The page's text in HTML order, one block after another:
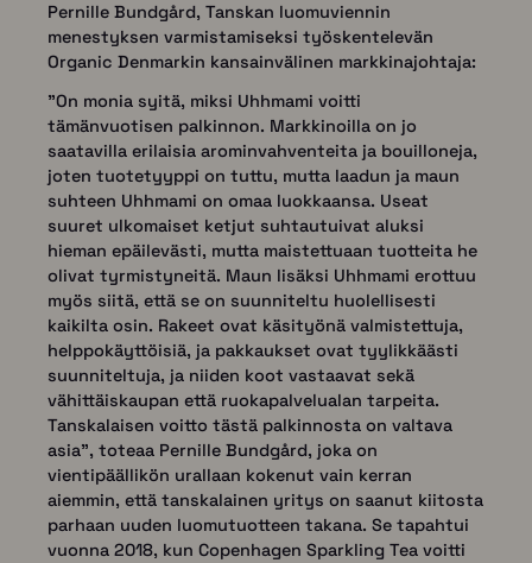
Pernille Bundgård, Tanskan luomuviennin
menestyksen varmistamiseksi työskentelevän
Organic Denmarkin kansainvälinen markkinajohtaja:
"On monia syitä, miksi Uhhmami voitti
tämänvuotisen palkinnon. Markkinoilla on jo
saatavilla erilaisia arominvahventeita ja bouilloneja,
joten tuotetyyppi on tuttu, mutta laadun ja maun
suhteen Uhhmami on omaa luokkaansa. Useat
suuret ulkomaiset ketjut suhtautuivat aluksi
hieman epäilevästi, mutta maistettuaan tuotteita he
olivat tyrmistyneitä. Maun lisäksi Uhhmami erottuu
myös siitä, että se on suunniteltu huolellisesti
kaikilta osin. Rakeet ovat käsityönä valmistettuja,
helppokäyttöisiä, ja pakkaukset ovat tyylikkäästi
suunniteltuja, ja niiden koot vastaavat sekä
vähittäiskaupan että ruokapalvelualan tarpeita.
Tanskalaisen voitto tästä palkinnosta on valtava
asia", toteaa Pernille Bundgård, joka on
vientipäällikön urallaan kokenut vain kerran
aiemmin, että tanskalainen yritys on saanut kiitosta
parhaan uuden luomutuotteen takana. Se tapahtui
vuonna 2018, kun Copenhagen Sparkling Tea voitti